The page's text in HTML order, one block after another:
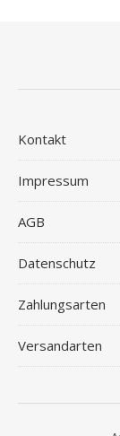
Kontakt
Impressum
AGB
Datenschutz
Zahlungsarten
Versandarten